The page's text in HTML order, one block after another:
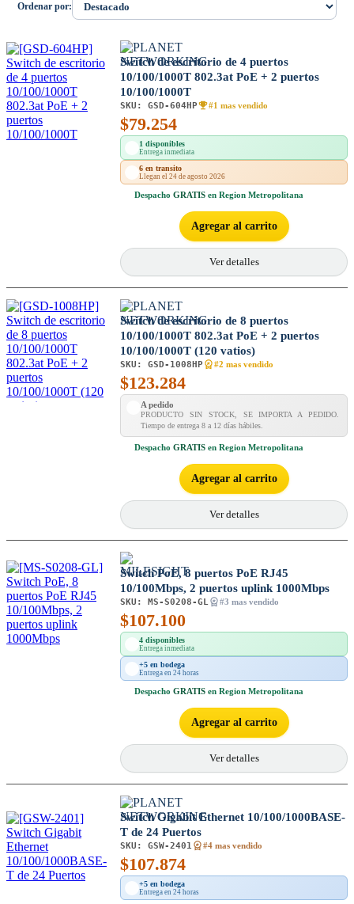
Ordenar por:
Switch de escritorio de 4 puertos
10/100/1000T 802.3at PoE + 2 puertos
10/100/1000T
SKU: GSD-604HP #1 mas vendido
$79.254
1 disponibles
Entrega inmediata
6 en transito
Llegan el 24 de agosto 2026
Despacho GRATIS en Region Metropolitana
Agregar al carrito
Ver detalles
Switch de escritorio de 8 puertos
10/100/1000T 802.3at PoE + 2 puertos
10/100/1000T (120 vatios)
SKU: GSD-1008HP #2 mas vendido
$123.284
A pedido
PRODUCTO SIN STOCK, SE IMPORTA A PEDIDO.
Tiempo de entrega 8 a 12 días hábiles.
Despacho GRATIS en Region Metropolitana
Agregar al carrito
Ver detalles
Switch PoE, 8 puertos PoE RJ45
10/100Mbps, 2 puertos uplink 1000Mbps
SKU: MS-S0208-GL #3 mas vendido
$107.100
4 disponibles
Entrega inmediata
+5 en bodega
Entrega en 24 horas
Despacho GRATIS en Region Metropolitana
Agregar al carrito
Ver detalles
Switch Gigabit Ethernet 10/100/1000BASE-
T de 24 Puertos
SKU: GSW-2401 #4 mas vendido
$107.874
+5 en bodega
Entrega en 24 horas